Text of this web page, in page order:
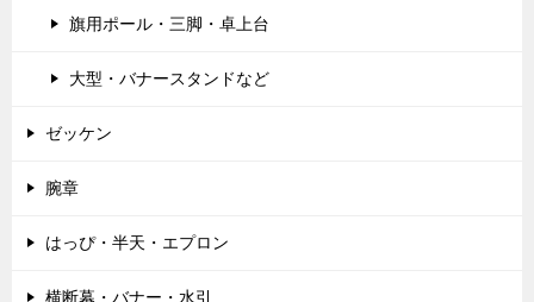
旗用ポール・三脚・卓上台
大型・バナースタンドなど
ゼッケン
腕章
はっぴ・半天・エプロン
横断幕・バナー・水引